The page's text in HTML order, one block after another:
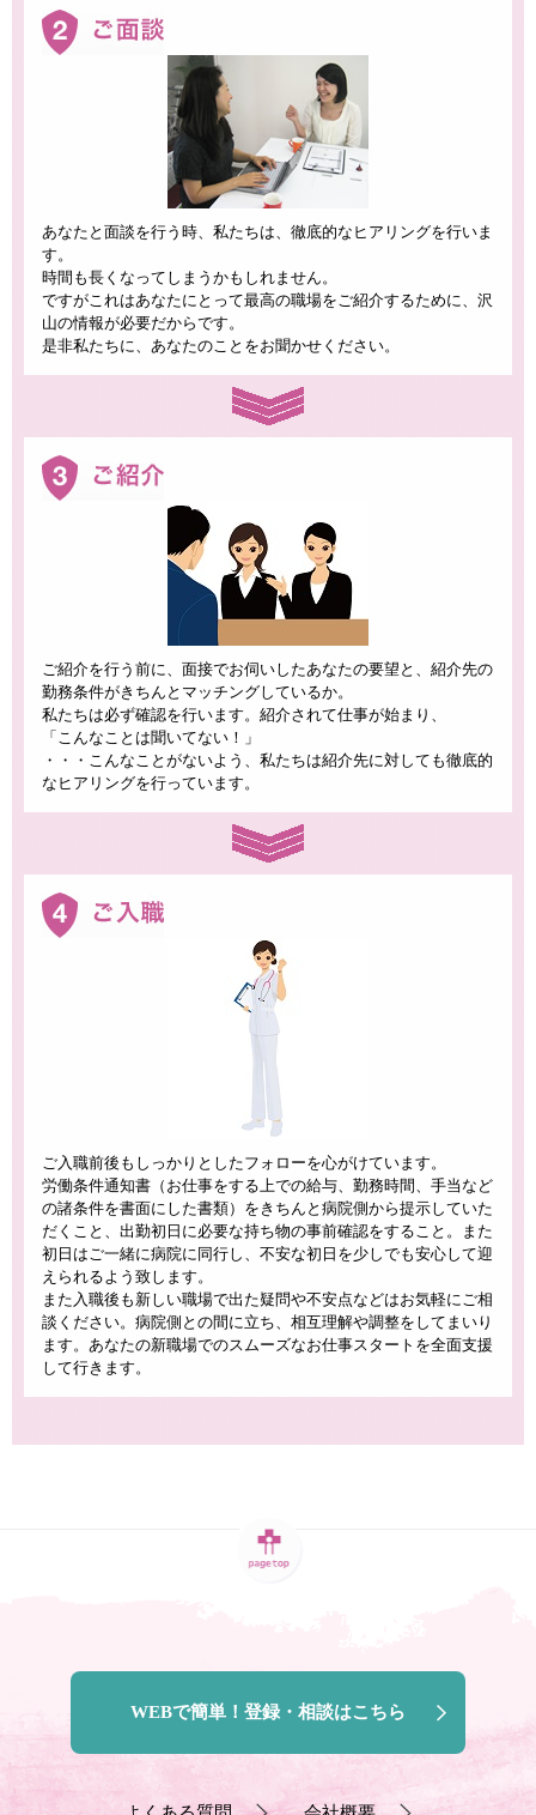
あなたと面談を行う時、私たちは、徹底的なヒアリングを行いま
す。
時間も長くなってしまうかもしれません。
ですがこれはあなたにとって最高の職場をご紹介するために、沢
山の情報が必要だからです。
是非私たちに、あなたのことをお聞かせください。
ご紹介を行う前に、面接でお伺いしたあなたの要望と、紹介先の
勤務条件がきちんとマッチングしているか。
私たちは必ず確認を行います。紹介されて仕事が始まり、
「こんなことは聞いてない！」
・・・こんなことがないよう、私たちは紹介先に対しても徹底的
なヒアリングを行っています。
ご入職前後もしっかりとしたフォローを心がけています。
労働条件通知書（お仕事をする上での給与、勤務時間、手当など
の諸条件を書面にした書類）をきちんと病院側から提示していた
だくこと、出勤初日に必要な持ち物の事前確認をすること。また
初日はご一緒に病院に同行し、不安な初日を少しでも安心して迎
えられるよう致します。
また入職後も新しい職場で出た疑問や不安点などはお気軽にご相
談ください。病院側との間に立ち、相互理解や調整をしてまいり
ます。あなたの新職場でのスムーズなお仕事スタートを全面支援
して行きます。
WEBで簡単！登録・相談はこちら